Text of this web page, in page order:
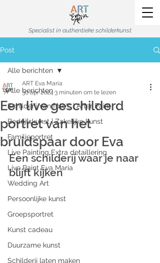
Specialist in authentieke schilderkunst
Post
Alle berichten
Schilderij van foto's | After Paint
Bedrijfskunst | Zakelijke kunst
Familieportret
Live Painting Extra detaillering
Live Paint Eva Maria
Wedding Art
Persoonlijke kunst
Groepsportret
Kunst cadeau
Duurzame kunst
Schilderij laten maken
Alle berichten
Een live geschilderd
portret van het
bruidspaar door Eva
ART Eva Maria
30 apr 2024 3 minuten om te lezen
Een schilderij waar je naar
blijft kijken